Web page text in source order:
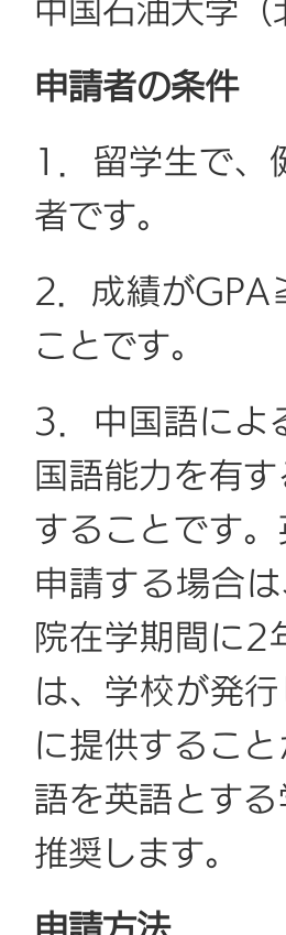
中国石油大学
申請者の条件
1．留学生で、
者です。
2．成績が
ことです。
3．中国語によ
国語能力を有
することです
申請する場合
院在学期間に2
は、学校が発
に提供するこ
語を英語とす
推奨します。